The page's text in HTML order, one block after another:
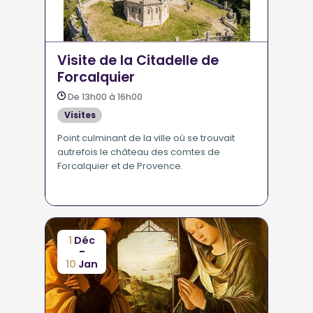
Visite de la Citadelle de
Forcalquier
De 13h00 à 16h00
Visites
Point culminant de la ville où se trouvait
autrefois le château des comtes de
Forcalquier et de Provence.
1 Déc
-
10 Jan